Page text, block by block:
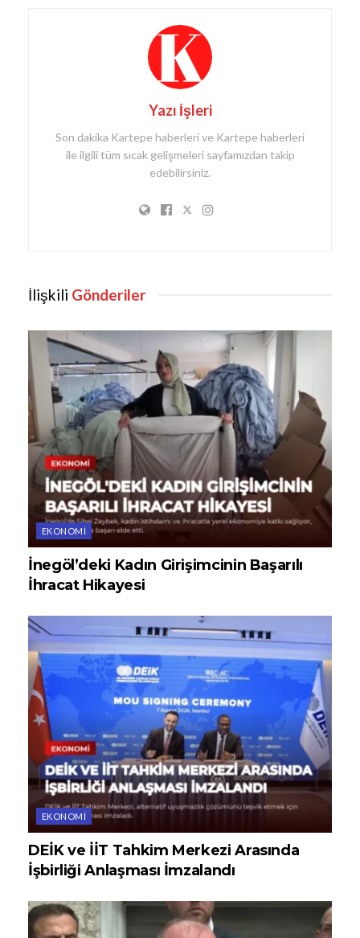
Yazı İşleri
Son dakika Kartepe haberleri ve Kartepe haberleri
ile ilgili tüm sıcak gelişmeleri sayfamızdan takip
edebilirsiniz.
İlişkili Gönderiler
EKONOMI
İnegöl’deki Kadın Girişimcinin Başarılı
İhracat Hikayesi
EKONOMI
DEİK ve İİT Tahkim Merkezi Arasında
İşbirliği Anlaşması İmzalandı